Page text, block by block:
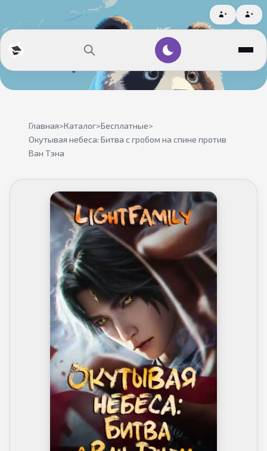
Главная>Каталог>Бесплатные>
Окутывая небеса: Битва с гробом на спине против
Ван Тэна